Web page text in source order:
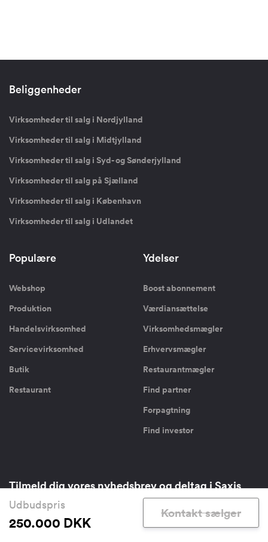
Udbudspris
250.000 DKK
Kontakt sælger
Beliggenheder
Virksomheder til salg i Nordjylland
Virksomheder til salg i Midtjylland
Virksomheder til salg i Syd- og Sønderjylland
Virksomheder til salg på Sjælland
Virksomheder til salg i København
Virksomheder til salg i Udlandet
Populære
Webshop
Produktion
Handelsvirksomhed
Servicevirksomhed
Butik
Restaurant
Ydelser
Boost abonnement
Værdiansættelse
Virksomhedsmægler
Erhvervsmægler
Restaurantmægler
Find partner
Forpagtning
Find investor
Tilmeld dig vores nyhedsbrev og deltag i Saxis
udvikling